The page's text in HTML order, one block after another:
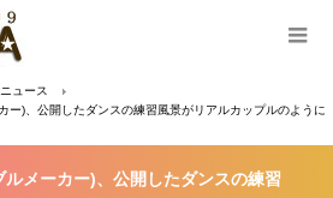
ュース
ー)、公開したダンスの練習風景がリアルカップルのように
メーカー)、公開したダンスの練習